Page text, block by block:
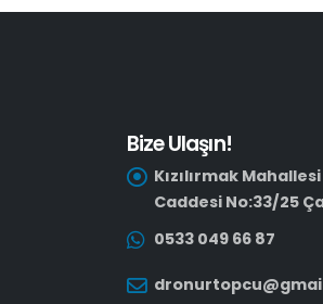
Bize Ulaşın!
Kızılırmak
Caddesi No:33/25
0533 049 66 87